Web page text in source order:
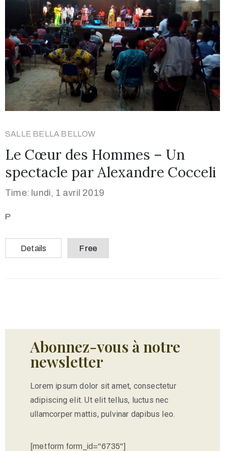
SALLE BELLA BELLOW
Le Cœur des Hommes – Un
spectacle par Alexandre Cocceli
Time: lundi, 1 avril 2019
P
Details Free
Abonnez-vous à notre
newsletter
Lorem ipsum dolor sit amet, consectetur
adipiscing elit. Ut elit tellus, luctus nec
ullamcorper mattis, pulvinar dapibus leo.
[metform form_id="6735"]